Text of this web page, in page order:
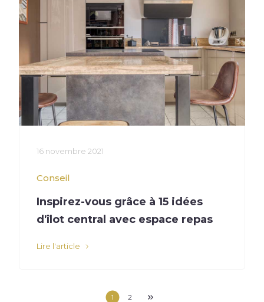
16 novembre 2021
Conseil
Inspirez-vous grâce à 15 idées
d'îlot central avec espace repas
Lire l'article
1 2